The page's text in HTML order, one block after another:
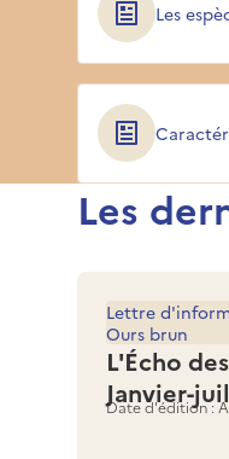
Les
Les
L'Écho
Janvier-
Lettre
Ours brun
Date d'édition :